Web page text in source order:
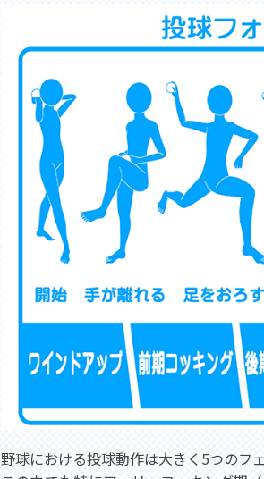
野球における投球動作は大きく5つのフ